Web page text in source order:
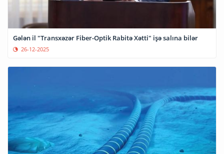
Gələn il "Transxəzər Fiber-Optik Rabitə Xətti" işə salına bilər
26-12-2025